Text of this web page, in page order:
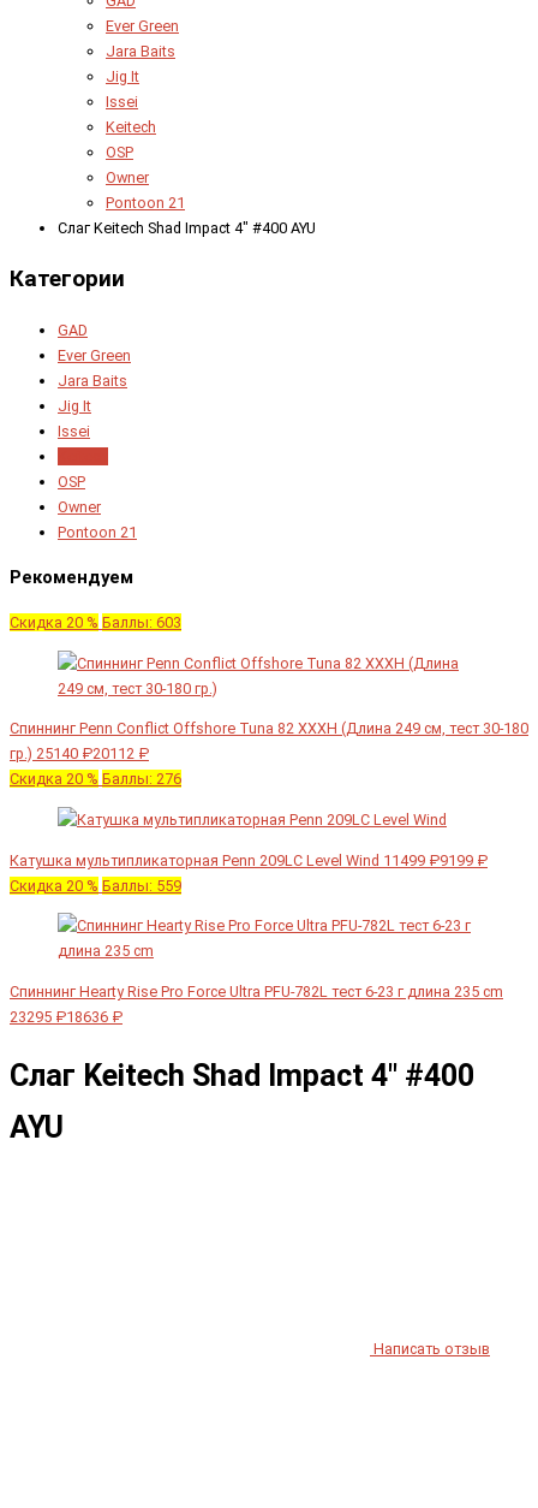
Ever Green
Jara Baits
Jig It
Issei
Keitech
OSP
Owner
Pontoon 21
Слаг Keitech Shad Impact 4" #400 AYU
Категории
GAD
Ever Green
Jara Baits
Jig It
Issei
OSP
Owner
Pontoon 21
Рекомендуем
Скидка 20 % Баллы: 603
Спиннинг Penn Conflict Offshore Tuna 82 XXXH (Длина 249 см, тест 30-180
гр.) 25140 ₽20112 ₽
Скидка 20 % Баллы: 276
Катушка мультипликаторная Penn 209LC Level Wind 11499 ₽9199 ₽
Скидка 20 % Баллы: 559
Спиннинг Hearty Rise Pro Force Ultra PFU-782L тест 6-23 г длина 235 cm
23295 ₽18636 ₽
Слаг Keitech Shad Impact 4" #400
AYU
Написать отзыв